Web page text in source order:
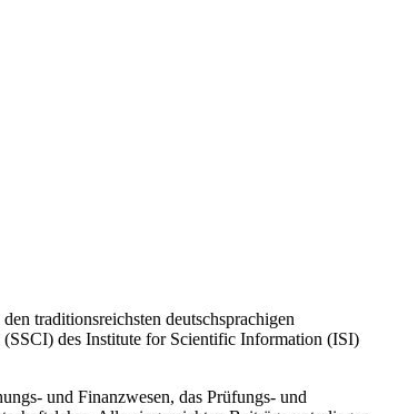
traditionsreichsten deutschsprachigen
des Institute for Scientific Information (ISI)
und Finanzwesen, das Prüfungs- und